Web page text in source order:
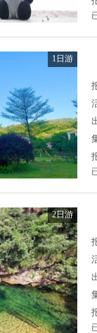
1日游
2日游